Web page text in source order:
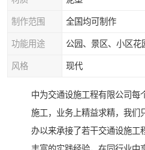
制作范围 全国均可制作
功能用途
风格 现代
中为交通设施工程有限公司每
施工，业务上精益求精，我们
办以来承接了若干交通设施工